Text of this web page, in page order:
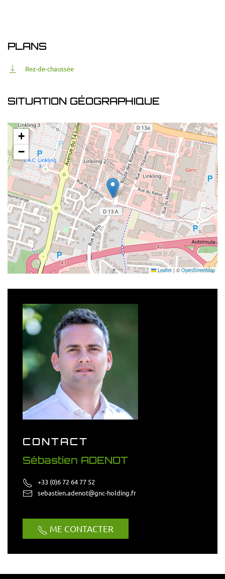
PLANS
Rez-de-chaussée
SITUATION GÉOGRAPHIQUE
+
−
Leaflet | © OpenStreetMap
CONTACT
Sébastien ADENOT
+33 (0)6 72 64 77 52
sebastien.adenot@gnc-holding.fr
ME CONTACTER